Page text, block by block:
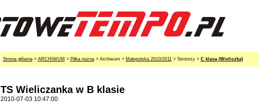
Strona główna> ARCHIWUM > Piłka nożna> Archiwum > Małopolska 2010/2011> Seniorzy > C klasa (Wieliczka)
TS Wieliczanka w B klasie
2010-07-03 10:47:00